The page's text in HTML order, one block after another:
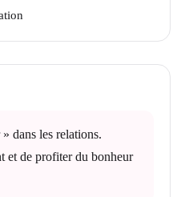
dans les relations.
et de profiter du bonheur